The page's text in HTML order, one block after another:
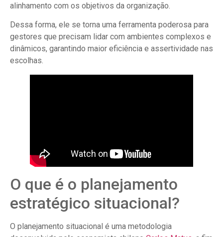
alinhamento com os objetivos da organização.
Dessa forma, ele se torna uma ferramenta poderosa para
gestores que precisam lidar com ambientes complexos e
dinâmicos, garantindo maior eficiência e assertividade nas
escolhas.
O que é o planejamento
estratégico situacional?
O planejamento situacional é uma metodologia